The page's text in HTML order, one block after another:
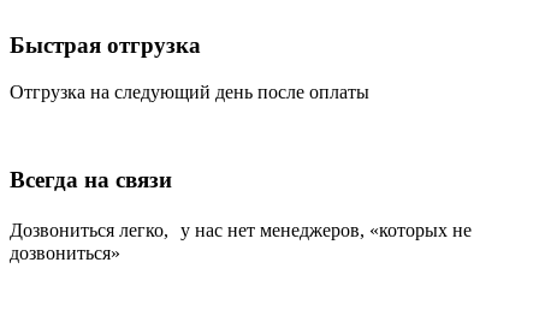
Быстрая отгрузка
Отгрузка на следующий день после оплаты
Всегда на связи
Дозвониться легко, у нас нет менеджеров, «которых не
дозвониться»